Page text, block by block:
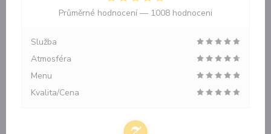
Průměrné hodnocení — 1008 hodnoceni
Služba
Atmosféra
Menu
Kvalita/Cena